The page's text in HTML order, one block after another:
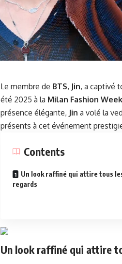
Le membre de BTS, Jin, a captivé
été 2025 à la Milan Fashion Week
présence élégante, Jin a volé la
présents à cet événement
Contents
Un look raffiné qui attire tous
regards
Un look raffiné qui attire